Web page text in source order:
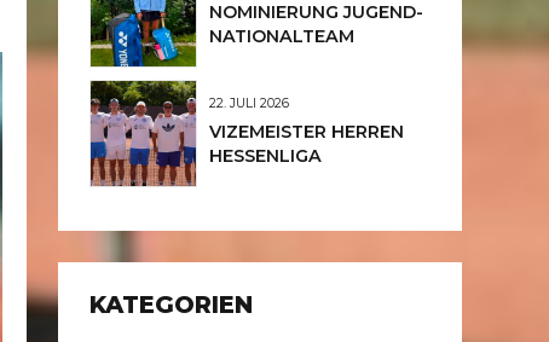
NOMINIERUNG JUGEND-
NATIONALTEAM
22. JULI 2026
VIZEMEISTER HERREN
HESSENLIGA
KATEGORIEN